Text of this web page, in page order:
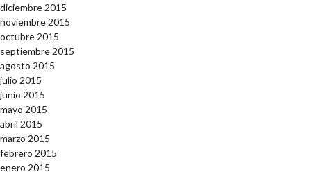
diciembre 2015
noviembre 2015
octubre 2015
septiembre 2015
agosto 2015
julio 2015
junio 2015
mayo 2015
abril 2015
marzo 2015
febrero 2015
enero 2015